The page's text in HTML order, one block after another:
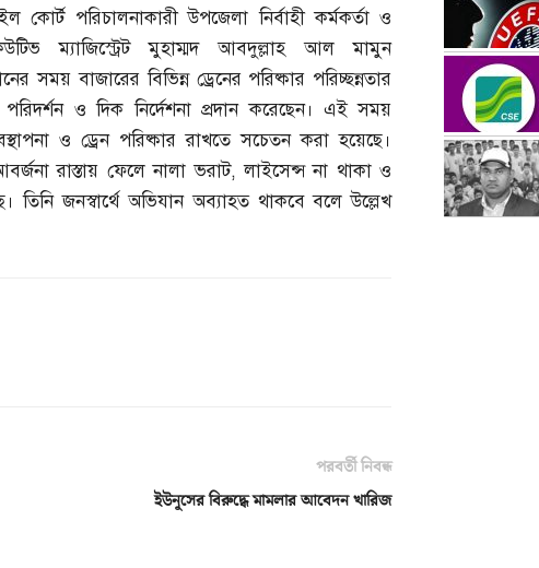
কোর্ট পরিচালনাকারী উপজেলা নির্বাহী কর্মকর্তা ও
ম্যাজিস্ট্রেট মুহাম্মদ আবদুল্লাহ আল মামুন
সময় বাজারের বিভিন্ন ড্রেনের পরিষ্কার পরিচ্ছন্নতার
পরিদর্শন ও দিক নির্দেশনা প্রদান করেছেন। এই সময়
ও ড্রেন পরিষ্কার রাখতে সচেতন করা হয়েছে।
রাস্তায় ফেলে নালা ভরাট,লাইসেন্স না থাকা ও
তিনি জনস্বার্থে অভিযান অব্যাহত থাকবে বলে উল্লেখ
পরবর্তী নিবন্ধ
ইউনূসের বিরুদ্ধে মামলার আবেদন খারিজ